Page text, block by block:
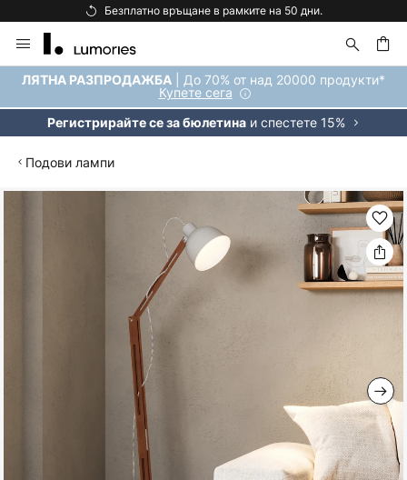
Безплатно връщане в рамките на 50 дни.
Прескачане
към
съдържанието
ЛЯТНА РАЗПРОДАЖБА | До 70% от над 20000 продукти*
Купете сега
Регистрирайте се за бюлетинаи спестете 15%
Подови лампи